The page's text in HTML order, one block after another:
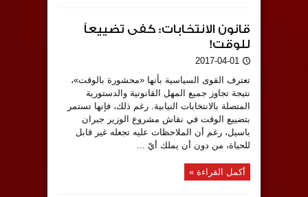
قانون الانتخابات: كفى تضييعاً
للوقت!
2017-04-01
تعترف القوى السياسية بأنها «محشورة بالوقت»،
نتيجة تجاوز جميع المهل القانونية والدستورية
المتصلة بالانتخابات النيابية. رغم ذلك، فإنها تستمر
بتضييع الوقت في نقاش مشروع الوزير جبران
باسيل، رغم أن الملاحظات عليه تجعله غير قابل
للحياة، من دون أن يملك أيّ ...
أكمل القراءة »